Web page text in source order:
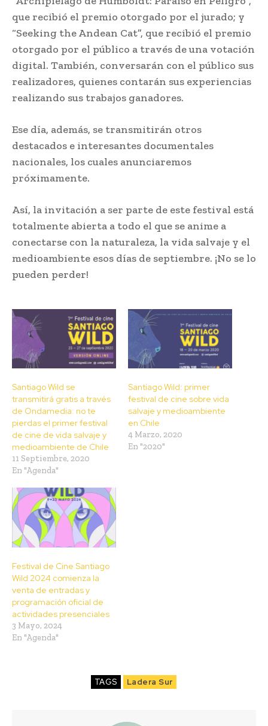
que recibió el premio otorgado por el jurado; y
“Seeking the Andean Cat”, que recibió el premio
otorgado por el público a través de una votación
digital. También, conversarán con el público sus
realizadores, quienes contarán sus experiencias
realizando sus trabajos ganadores.
Ese día, además, se transmitirán otros
destacados e interesantes documentales
nacionales, los cuales anunciaremos
próximamente.
Así, la invitación a ser parte de este festival está
totalmente abierta a todo el que se anime a
conectarse con la naturaleza, la vida salvaje y el
medioambiente esos días de septiembre. ¡No se lo
pueden perder!
Santiago Wild se
transmitirá gratis a través
de Ondamedia: no te
pierdas el primer festival
de cine de vida salvaje y
medioambiente de Chile
11 Septiembre, 2020
En "Agenda"
Santiago Wild: primer
festival de cine sobre vida
salvaje y medioambiente
en Chile
4 Marzo, 2020
En "2020"
Festival de Cine Santiago
Wild 2024 comienza la
venta de entradas y
programación oficial de
actividades presenciales
3 Mayo, 2024
En "Agenda"
TAGS Ladera Sur